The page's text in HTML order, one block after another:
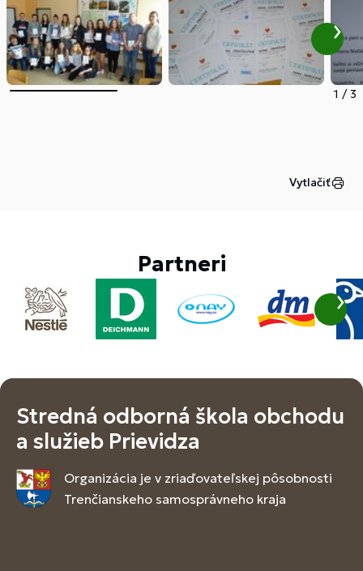
1 / 3
Vytlačiť
Partneri
Stredná odborná škola obchodu
a služieb Prievidza
Organizácia je v zriaďovateľskej pôsobnosti
Trenčianskeho samosprávneho kraja